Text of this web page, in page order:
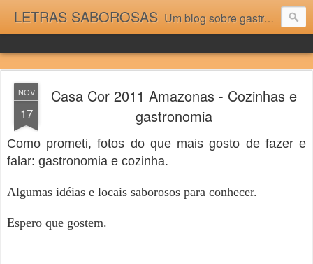
LETRAS SABOROSAS Um blog sobre gastronomia para as pessoas que gostam da boa cozinha. Dicas, receitas, notícias gastronômicas e viagens do Caburaí ao Chuí. Vou adorar tê-los na minha cozinha acima do Equador.
NOV
17
Casa Cor 2011 Amazonas - Cozinhas e
gastronomia
Como prometi, fotos do que mais gosto de fazer e
falar: gastronomia e cozinha.
Algumas idéias e locais saborosos para conhecer.
Espero que gostem.